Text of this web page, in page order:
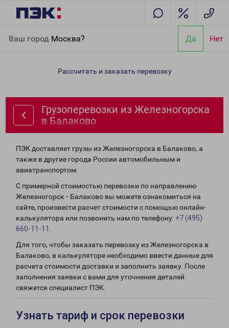
Ваш город Москва? Да Нет
Балаково
Рассчитать и заказать перевозку
Грузоперевозки из Железногорска
в Балаково
ПЭК доставляет грузы из Железногорска в Балаково, а
также в другие города России автомобильным и
авиатранспортом.
С примерной стоимостью перевозки по направлению
Железногорск - Балаково вы можете ознакомиться на
сайте, произвести расчет стоимости с помощью онлайн-
калькулятора или позвонить нам по телефону: +7 (495)
660-11-11
Для того, чтобы заказать перевозку из Железногорска в
Балаково, в калькуляторе необходимо ввести данные для
расчета стоимости доставки и заполнить заявку. После
заполнения заявки с вами для уточнения деталей
свяжется специалист ПЭК.
Узнать тариф и срок перевозки